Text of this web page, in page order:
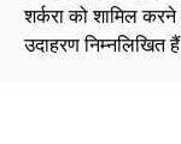
शर्करा को शामिल
उदाहरण निम्नलिखित